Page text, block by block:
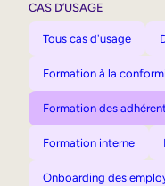
CAS D’USAGE
Tous cas d'usage
Formation à la
Formation des
Formation interne
Onboarding des